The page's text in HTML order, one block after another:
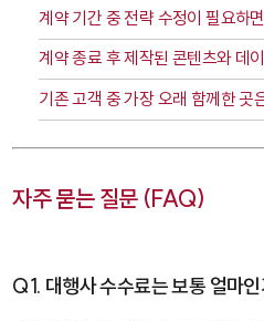
계약 기간 중 전략 수정이 필요하
계약 종료 후 제작된 콘텐츠와 데
기존 고객 중 가장 오래 함께한 곳
자주 묻는 질문 (FAQ)
Q1. 대행사 수수료는 보통 얼마